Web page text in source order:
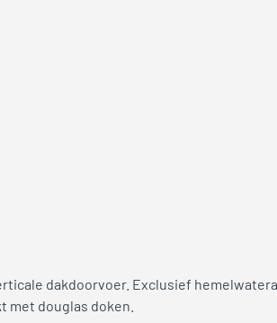
dakdoorvoer. Exclusief
met douglas doken.